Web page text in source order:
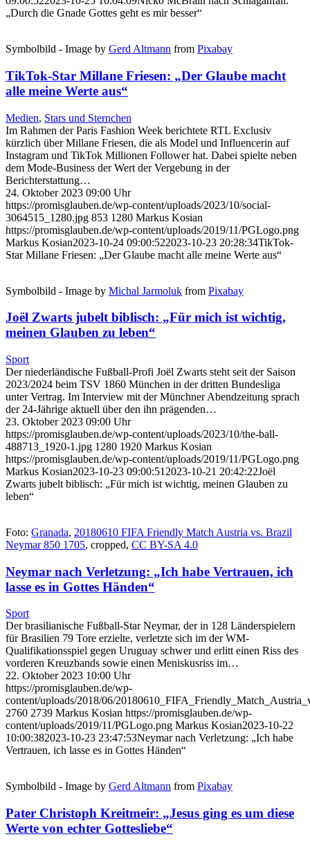
„Durch die Gnade Gottes geht es mir besser“
Symbolbild - Image by Gerd Altmann from Pixabay
TikTok-Star Millane Friesen: „Der Glaube macht
alle meine Werte aus“
Medien, Stars und Sternchen
Im Rahmen der Paris Fashion Week berichtete RTL Exclusiv
kürzlich über Millane Friesen, die als Model und Influencerin auf
Instagram und TikTok Millionen Follower hat. Dabei spielte neben
dem Mode-Business der Wert der Vergebung in der
Berichterstattung…
24. Oktober 2023 09:00 Uhr
https://promisglauben.de/wp-content/uploads/2023/10/social-
3064515_1280.jpg 853 1280 Markus Kosian
https://promisglauben.de/wp-content/uploads/2019/11/PGLogo.png
Markus Kosian2023-10-24 09:00:522023-10-23 20:28:34TikTok-
Star Millane Friesen: „Der Glaube macht alle meine Werte aus“
Symbolbild - Image by Michal Jarmoluk from Pixabay
Joël Zwarts jubelt biblisch: „Für mich ist wichtig,
meinen Glauben zu leben“
Sport
Der niederländische Fußball-Profi Joël Zwarts steht seit der Saison
2023/2024 beim TSV 1860 München in der dritten Bundesliga
unter Vertrag. Im Interview mit der Münchner Abendzeitung sprach
der 24-Jährige aktuell über den ihn prägenden…
23. Oktober 2023 09:00 Uhr
https://promisglauben.de/wp-content/uploads/2023/10/the-ball-
488713_1920-1.jpg 1280 1920 Markus Kosian
https://promisglauben.de/wp-content/uploads/2019/11/PGLogo.png
Markus Kosian2023-10-23 09:00:51 2023-10-21 20:42:22Joël
Zwarts jubelt biblisch: „Für mich ist wichtig, meinen Glauben zu
leben“
Foto: Granada, 20180610 FIFA Friendly Match Austria vs. Brazil
Neymar 850 1705, cropped, CC BY-SA 4.0
Neymar nach Verletzung: „Ich habe Vertrauen, ich
lasse es in Gottes Händen“
Sport
Der brasilianische Fußball-Star Neymar, der in 128 Länderspielern
für Brasilien 79 Tore erzielte, verletzte sich im der WM-
Qualifikationsspiel gegen Uruguay schwer und erlitt einen Riss des
vorderen Kreuzbands sowie einen Meniskusriss im…
22. Oktober 2023 10:00 Uhr
https://promisglauben.de/wp-
content/uploads/2018/06/
2760 2739 Markus Kosian https://promisglauben.de/wp-
content/uploads/2019/11/PGLogo.png Markus Kosian2023-10-22
10:00:382023-10-23 23:47:53Neymar nach Verletzung: „Ich habe
Vertrauen, ich lasse es in Gottes Händen“
Symbolbild - Image by Gerd Altmann from Pixabay
Pater Christoph Kreitmeir: „Jesus ging es um diese
Werte von echter Gottesliebe“